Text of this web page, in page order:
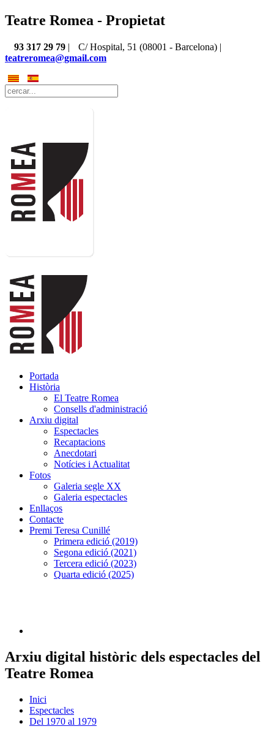
Teatre Romea - Propietat
93 317 29 79 |
C/ Hospital, 51 (08001 - Barcelona) |
teatreromea@gmail.com
Portada
Història
El Teatre Romea
Consells d'administració
Arxiu digital
Espectacles
Recaptacions
Anecdotari
Notícies i Actualitat
Fotos
Galeria segle XX
Galeria espectacles
Enllaços
Contacte
Premi Teresa Cunillé
Primera edició (2019)
Segona edició (2021)
Tercera edició (2023)
Quarta edició (2025)
Arxiu digital històric dels espectacles del
Teatre Romea
Inici
Espectacles
Del 1970 al 1979